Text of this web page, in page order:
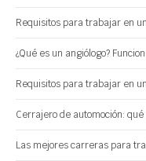
Requisitos para trabajar en
¿Qué es un angiólogo?
Requisitos para trabajar en
Cerrajero de automoción:
Las mejores carreras para